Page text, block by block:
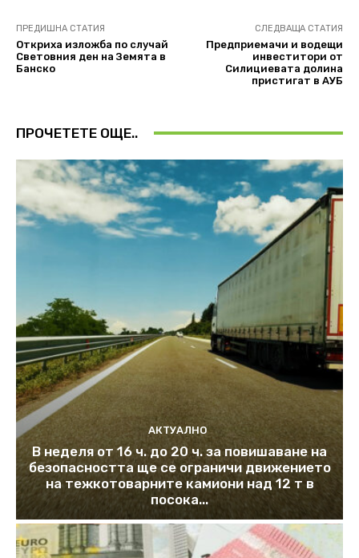
ПРЕДИШНА СТАТИЯ
Откриха изложба по случай
Световния ден на Земята в
Банско
СЛЕДВАЩА СТАТИЯ
Предприемачи и водещи
инвеститори от
Силициевата долина
пристигат в АУБ
ПРОЧЕТЕТЕ ОЩЕ..
АКТУАЛНО
В неделя от 16 ч. до 20 ч. за повишаване на
безопасността ще се ограничи движението
на тежкотоварните камиони над 12 т в
посока...